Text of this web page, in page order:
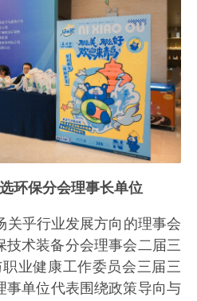
环保分会理事长单位
关乎行业发展方向的理事会
术装备分会理事会二届三
业健康工作委员会三届三
事单位代表围绕政策导向与